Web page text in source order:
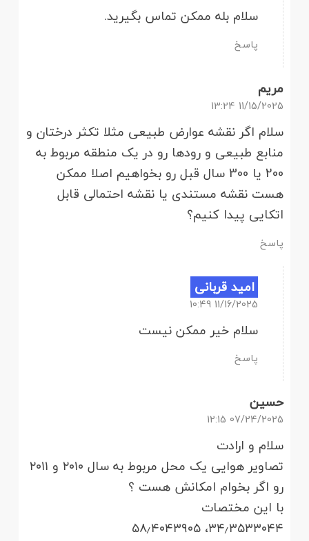
سلام بله ممکن تماس بگیرید.
پاسخ
مریم
11/15/2025 13:24
سلام اگر نقشه عوارض طبیعی مثلا تکثر درختان و
منابع طبیعی و رودها رو در یک منطقه مربوط به
200 یا 300 سال قبل رو بخواهیم اصلا ممکن
هست نقشه مستندی یا نقشه احتمالی قابل
اتکایی پیدا کنیم؟
پاسخ
امید قربانی
11/16/2025 10:49
سلام خیر ممکن نیست
پاسخ
حسین
07/24/2025 12:15
سلام و ارادت
تصاویر هوایی یک محل مربوط به سال ۲۰۱۰ و ۲۰۱۱
رو اگر بخوام امکانش هست ؟
با این مختصات
۳۴٫۳۵۳۳۰۴۴،‏ ۵۸٫۴۰۴۳۹۰۵